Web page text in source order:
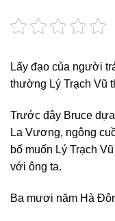
Lấy đạo của người
thường Lý Trạch Vũ
Trước đây Bruce
La Vương, ngông
bố muốn Lý Trạch
với ông ta.
Ba mươi năm Hà